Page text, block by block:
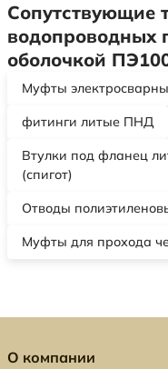
Сопутствующие
водопроводных
оболочкой
Муфты
фитинги литые ПНД
Втулки под фланец
(спигот)
Отводы
Муфты для прохода
О компании